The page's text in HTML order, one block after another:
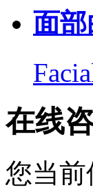
面
在线
您当前